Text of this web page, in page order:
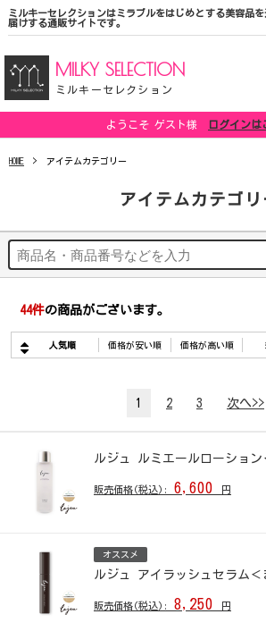
ミルキーセレクションはミラブルをはじめとする美容品
届けする通販サイトです。
MILKY SELECTION
ミルキーセレクション
ようこそ ゲスト様 ログインは
HOME アイテムカテゴリー
アイテムカテゴリ
44件の商品がございます。
人気順 価格が安い順 価格が高い順
1 2 3 次へ>>
ルジュ ルミエールローション
販売価格(税込): 6,600 円
オススメ
ルジュ アイラッシュセラム＜
販売価格(税込): 8,250 円